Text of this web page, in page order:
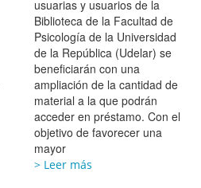
usuarias y usuarios de la
Biblioteca de la Facultad de
Psicología de la Universidad
de la República (Udelar) se
beneficiarán con una
ampliación de la cantidad de
material a la que podrán
acceder en préstamo. Con el
objetivo de favorecer una
mayor
> Leer más